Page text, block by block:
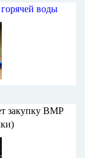
воды
закупку ВМР